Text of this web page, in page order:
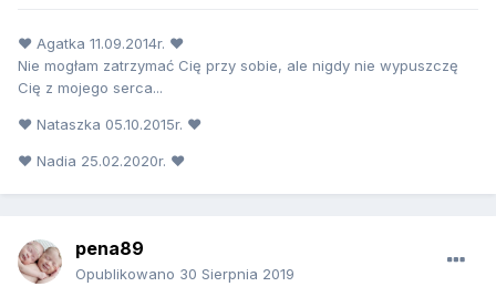
♥ Agatka 11.09.2014r. ♥
Nie mogłam zatrzymać Cię przy sobie, ale nigdy nie wypuszczę
Cię z mojego serca...
♥ Nataszka 05.10.2015r. ♥
♥ Nadia 25.02.2020r. ♥
pena89
Opublikowano 30 Sierpnia 2019